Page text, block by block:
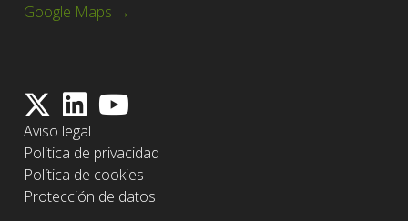
Google Maps →
Aviso legal
Politica de privacidad
Política de cookies
Protección de datos